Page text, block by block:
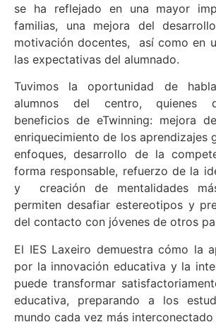
se ha reflejado en una mayor
familias, una mejora del
motivación docentes, así como en
las expectativas del alumnado.
Tuvimos la oportunidad de
alumnos del centro, quienes
beneficios de eTwinning: mejora
enriquecimiento de los aprendizajes
enfoques, desarrollo de la
forma responsable, refuerzo de la
y creación de mentalidades
permiten desafiar estereotipos y
del contacto con jóvenes de otros
El IES Laxeiro demuestra cómo la
por la innovación educativa y la
puede transformar
educativa, preparando a los
mundo cada vez más